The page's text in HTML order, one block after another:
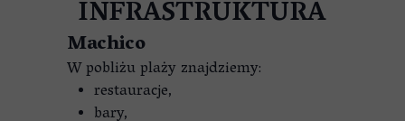
INFRASTRUKTURA
Machico
W pobliżu plaży znajdziemy:
restauracje,
bary,